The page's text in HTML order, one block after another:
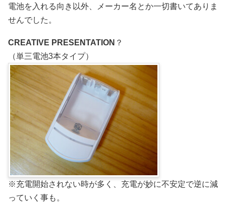
電池を入れる向き以外、メーカー名とか一切書いてありま
せんでした。
CREATIVE PRESENTATION ？
（単三電池3本タイプ）
※充電開始されない時が多く、充電が妙に不安定で逆に減
っていく事も。